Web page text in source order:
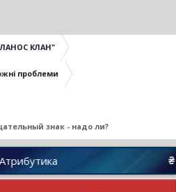
КЛАН"
проблеми
знак - надо ли?
Підтримати